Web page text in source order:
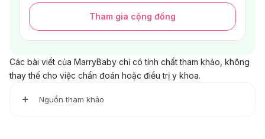
Tham gia cộng đồng
Các bài viết của MarryBaby chỉ có tính chất tham khảo, không
thay thế cho việc chẩn đoán hoặc điều trị y khoa.
Nguồn tham khảo